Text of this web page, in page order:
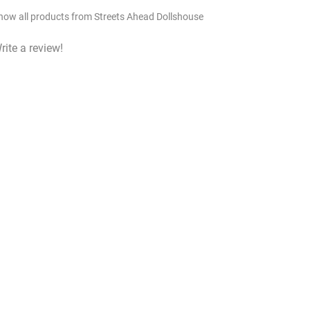
all products from Streets Ahead Dollshouse
a review!